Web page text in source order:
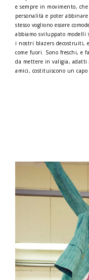
e sempre in movimento,
personalità e poter
stesso vogliono essere
abbiamo sviluppato modelli
i nostri blazers decostruiti,
come fuori. Sono freschi, e
da mettere in valigia,
amici, costituiscono un